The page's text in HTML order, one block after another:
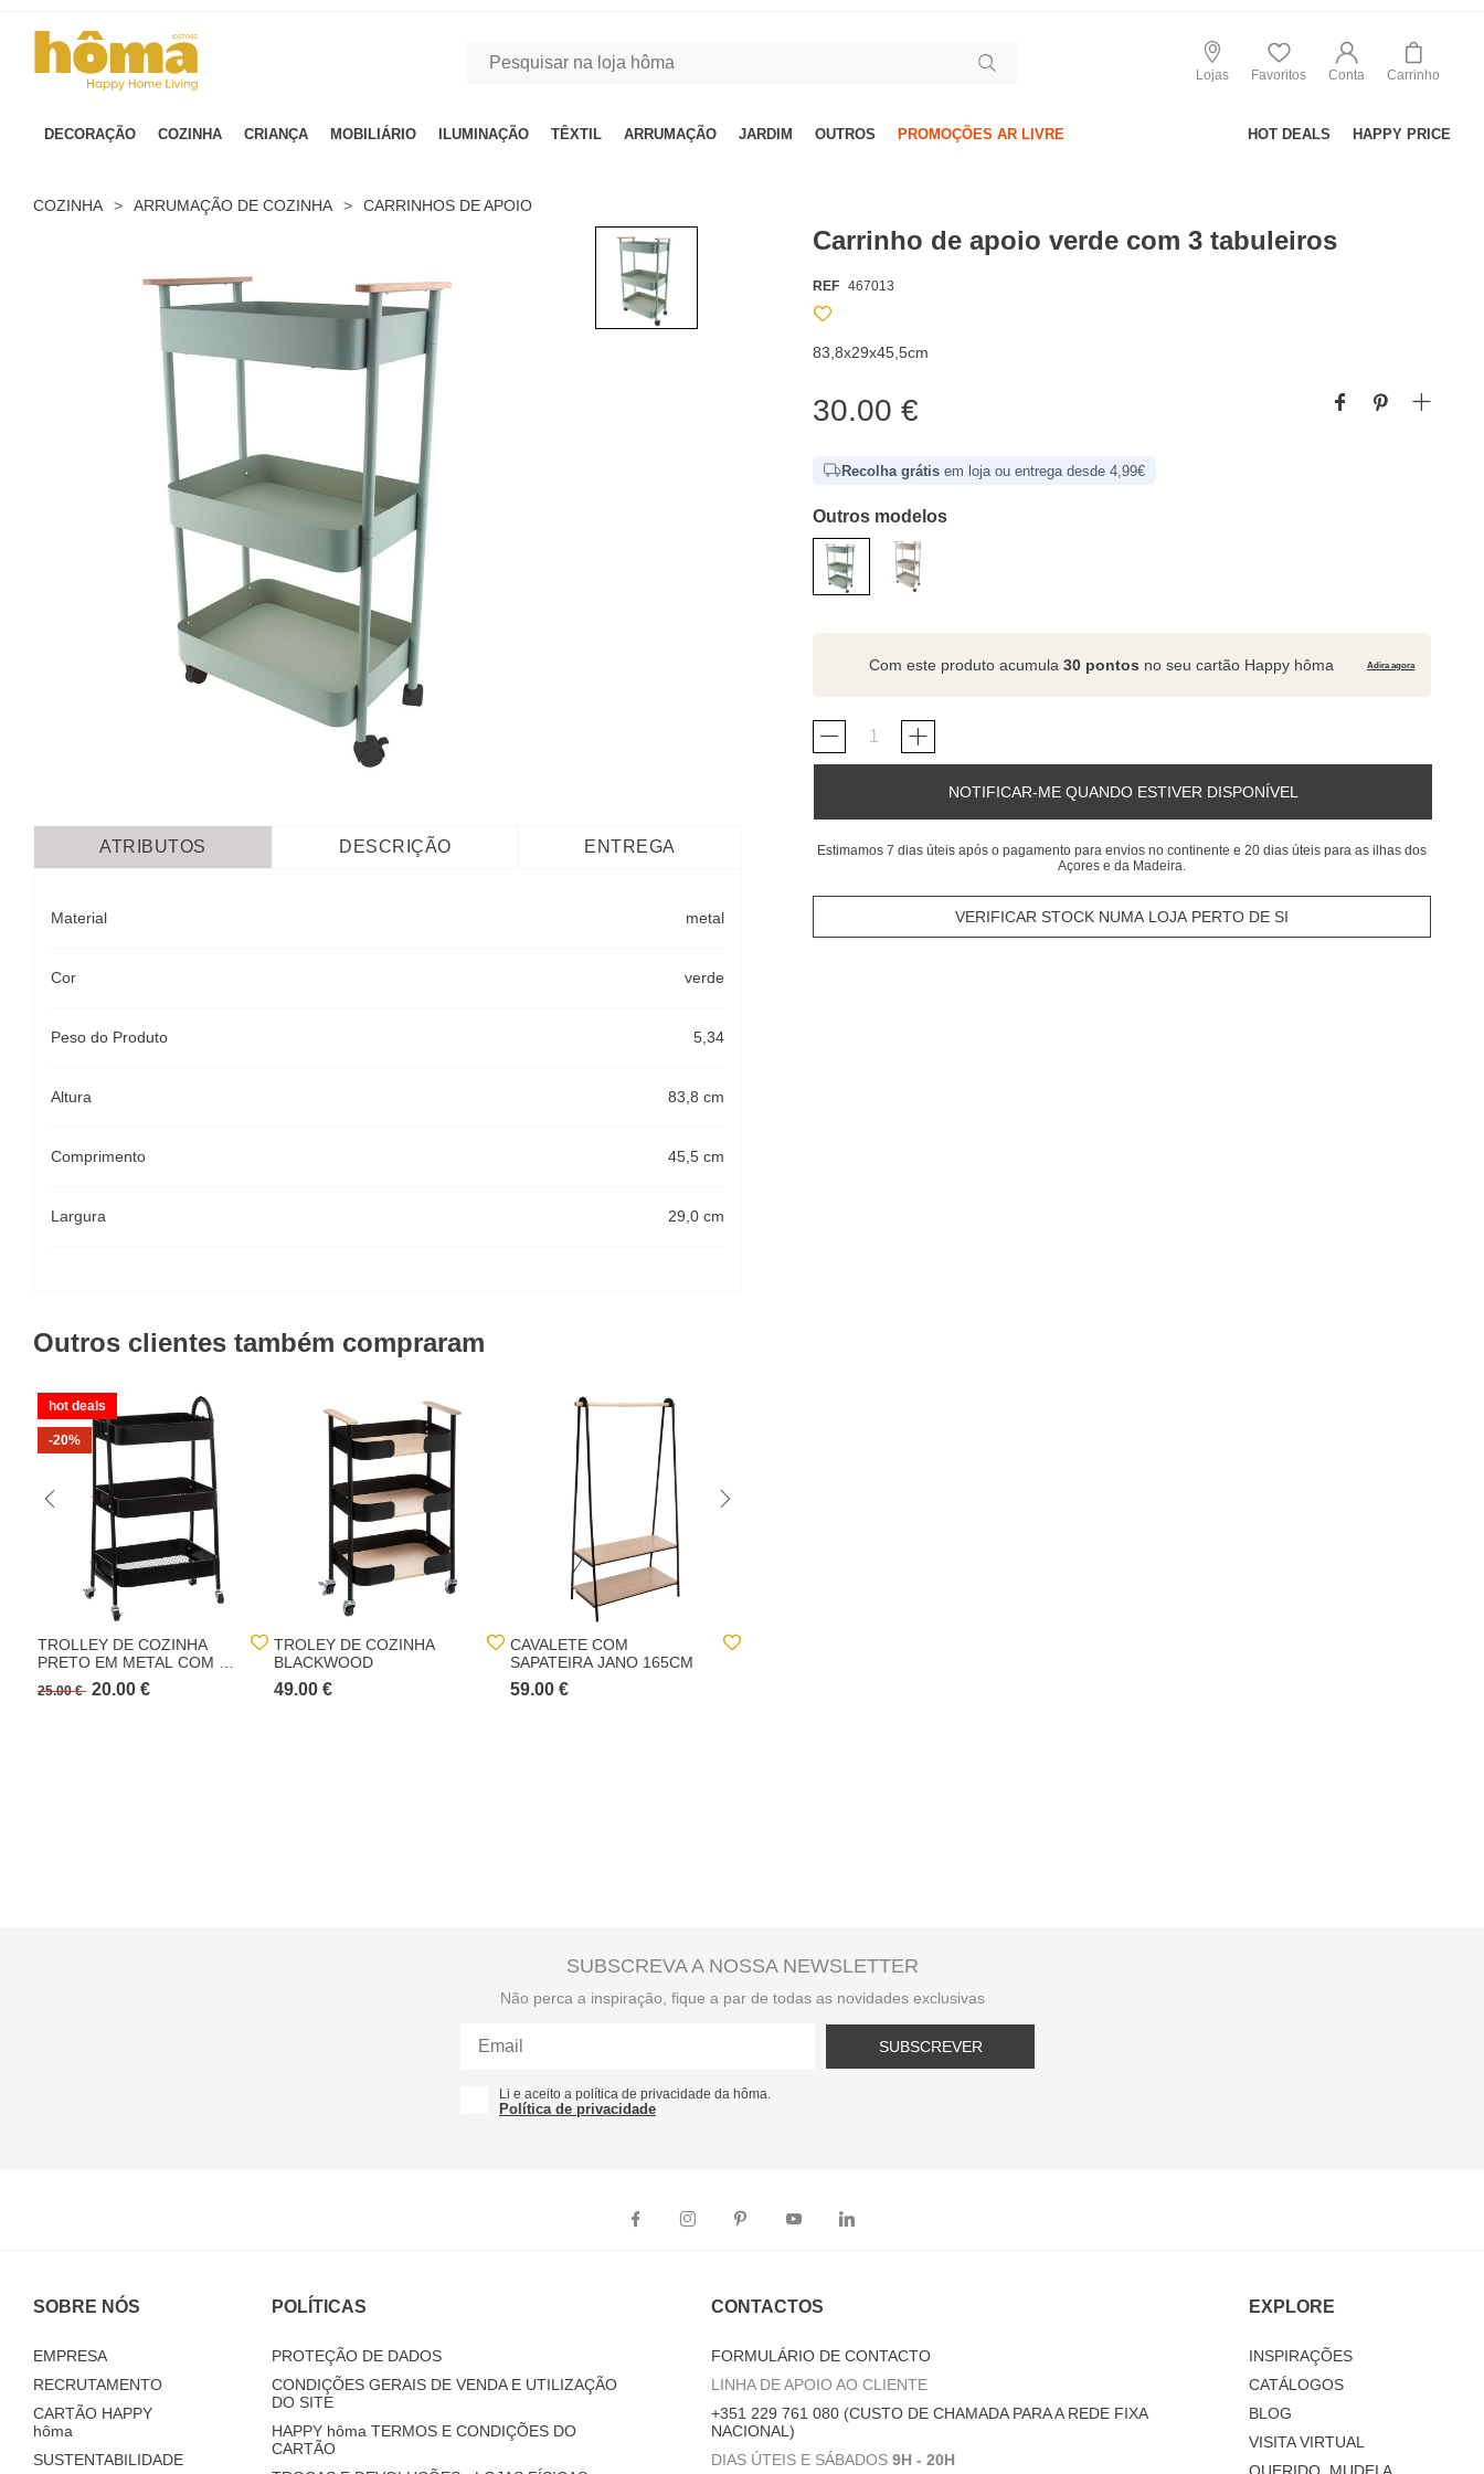
Lojas Favoritos Conta Carrinho
DECORAÇÃO COZINHA CRIANÇA MOBILIÁRIO ILUMINAÇÃO TÊXTIL ARRUMAÇÃO JARDIM OUTROS PROMOÇÕES AR LIVRE HOT DEALS HAPPY PRICE
COZINHA > ARRUMAÇÃO DE COZINHA > CARRINHOS DE APOIO
Carrinho de apoio verde com 3 tabuleiros
REF 467013
83,8x29x45,5cm
30.00 €
Recolha grátis em loja ou entrega desde 4,99€
Outros modelos
Com este produto acumula30 pontos no seu cartão Happy hôma Adira agora
NOTIFICAR-ME QUANDO ESTIVER DISPONÍVEL
Estimamos 7 dias úteis após o pagamento para envios no continente e 20 dias úteis para as ilhas dos
Açores e da Madeira.
VERIFICAR STOCK NUMA LOJA PERTO DE SI
ATRIBUTOS DESCRIÇÃO ENTREGA
Material metal
Cor verde
Peso do Produto 5,34
Altura 83,8 cm
Comprimento 45,5 cm
Largura 29,0 cm
Outros clientes também compraram
hot deals
-20%
TROLLEY DE COZINHA
PRETO EM METAL COM 3
PRATELEIRAS
25.00 € 20.00 €
TROLEY DE COZINHA
BLACKWOOD
49.00 €
CAVALETE COM
SAPATEIRA JANO 165CM
59.00 €
SUBSCREVA A NOSSA NEWSLETTER
Não perca a inspiração, fique a par de todas as novidades exclusivas
SUBSCREVER
Li e aceito a política de privacidade da hôma.
Política de privacidade
SOBRE NÓS
EMPRESA
RECRUTAMENTO
CARTÃO HAPPY
hôma
SUSTENTABILIDADE
POLÍTICAS
PROTEÇÃO DE DADOS
CONDIÇÕES GERAIS DE VENDA E UTILIZAÇÃO
DO SITE
HAPPY hôma TERMOS E CONDIÇÕES DO
CARTÃO
CONTACTOS
FORMULÁRIO DE CONTACTO
LINHA DE APOIO AO CLIENTE
+351 229 761 080 (CUSTO DE CHAMADA PARA A REDE FIXA
NACIONAL)
DIAS ÚTEIS E SÁBADOS 9H - 20H
EXPLORE
INSPIRAÇÕES
CATÁLOGOS
BLOG
VISITA VIRTUAL